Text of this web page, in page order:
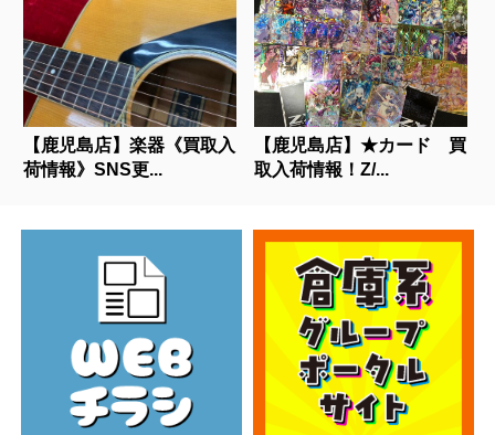
【鹿児島店】楽器《買取入
荷情報》SNS更...
【鹿児島店】★カード 買
取入荷情報！Z/...